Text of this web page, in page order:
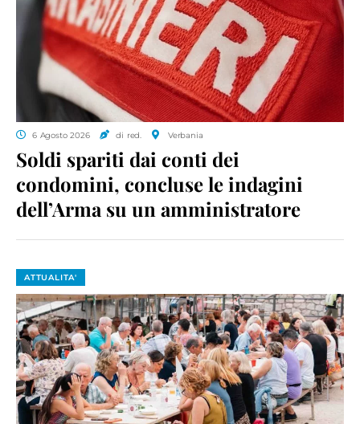
6 Agosto 2026 di red. Verbania
Soldi spariti dai conti dei
condomini, concluse le indagini
dell’Arma su un amministratore
ATTUALITA'